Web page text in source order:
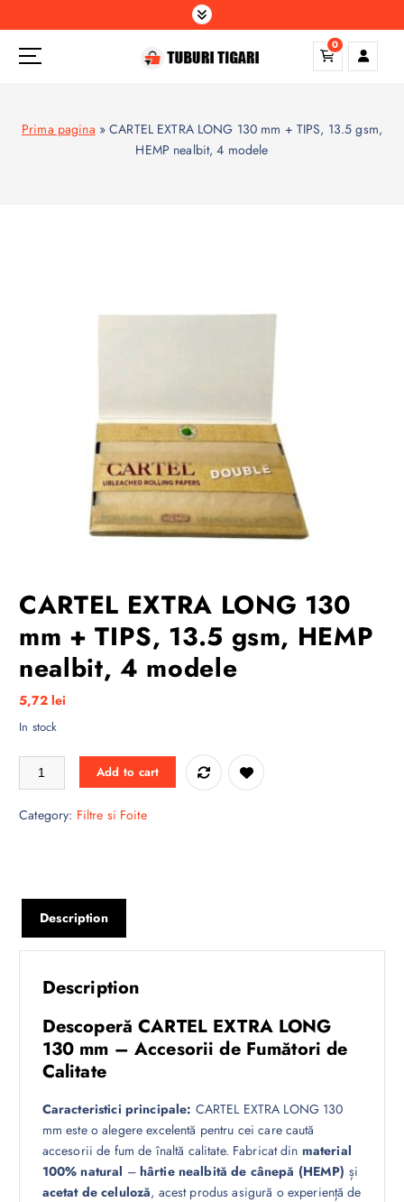
k
0
Prima pagina »CARTEL EXTRA LONG 130 mm + TIPS, 13.5 gsm,
HEMP nealbit, 4 modele
CARTEL EXTRA LONG 130
mm + TIPS, 13.5 gsm, HEMP
nealbit, 4 modele
5,72 lei
In stock
CARTEL EXTRA LONG 130 mm + TIPS, 13.5 gsm, HEMP nealbit, 4
Add to cart
Category: Filtre si Foite
Description
Description
Descoperă CARTEL EXTRA LONG
130 mm – Accesorii de Fumători de
Calitate
Caracteristici principale: CARTEL EXTRA LONG 130
mm este o alegere excelentă pentru cei care caută
accesorii de fum de înaltă calitate. Fabricat din material
100% natural – hârtie nealbită de cânepă (HEMP) și
acetat de celuloză, acest produs asigură o experiență de